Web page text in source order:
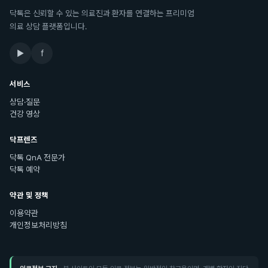
닥톡은 신뢰할 수 있는 의료진과 환자를 연결하는 프리미엄
의료 상담 플랫폼입니다.
▶ f
서비스
상담·질문
건강 영상
닥프렌즈
닥톡 QnA 전문가
닥톡 예약
약관 및 정책
이용약관
개인정보처리방침